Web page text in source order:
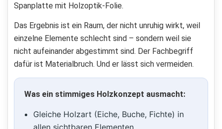
Spanplatte mit Holzoptik-Folie.
Das Ergebnis ist ein Raum, der nicht unruhig wirkt, weil
einzelne Elemente schlecht sind – sondern weil sie
nicht aufeinander abgestimmt sind. Der Fachbegriff
dafür ist Materialbruch. Und er lässt sich vermeiden.
Was ein stimmiges Holzkonzept ausmacht:
Gleiche Holzart (Eiche, Buche, Fichte) in